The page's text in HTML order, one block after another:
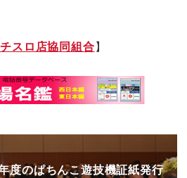
スロ店協同組合】
のぱちんこ遊技機証紙発行